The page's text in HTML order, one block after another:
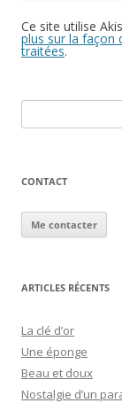
Ce site utilise
plus sur la façon
traitées.
CONTACT
Me contacter
ARTICLES RÉCENTS
La clé d’or
Une éponge
Beau et doux
Nostalgie d’un